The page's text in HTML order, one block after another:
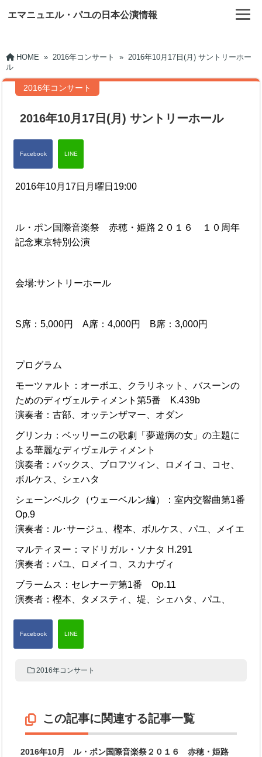
エマニュエル・パユの日本公演情報
HOME » 2016年コンサート » 2016年10月17日(月) サントリーホー
ル
2016年コンサート
2016年10月17日(月) サントリーホール
2016年10月17日月曜日19:00
ル・ポン国際音楽祭 赤穂・姫路２０１６ １０周年
記念東京特別公演
会場:サントリーホール
S席：5,000円 A席：4,000円 B席：3,000円
プログラム
モーツァルト：オーボエ、クラリネット、バスーンの
ためのディヴェルティメント第5番 K.439b
演奏者：古部、オッテンザマー、オダン
グリンカ：ベッリーニの歌劇「夢遊病の女」の主題に
よる華麗なディヴェルティメント
演奏者：バックス、ブロフツィン、ロメイコ、コセ、
ボルケス、シェハタ
シェーンベルク（ウェーベルン編）：室内交響曲第1番
Op.9
演奏者：ル･サージュ、樫本、ボルケス、パユ、メイエ
マルティヌー：マドリガル・ソナタ H.291
演奏者：パユ、ロメイコ、スカナヴィ
ブラームス：セレナーデ第1番 Op.11
演奏者：樫本、タメスティ、堤、シェハタ、パユ、
2016年コンサート
この記事に関連する記事一覧
2016年10月 ル・ポン国際音楽祭２０１６ 赤穂・姫路